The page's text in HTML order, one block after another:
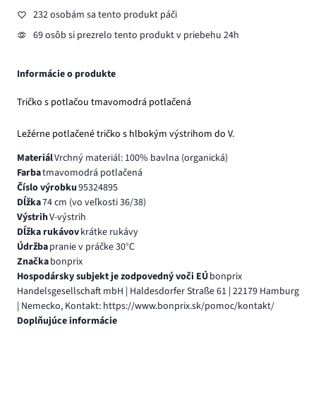
232 osobám sa tento produkt páči
69 osôb si prezrelo tento produkt v priebehu 24h
Informácie o produkte
Tričko s potlačou tmavomodrá potlačená
Ležérne potlačené tričko s hlbokým výstrihom do V.
MateriálVrchný materiál: 100% bavlna (organická)
Farbatmavomodrá potlačená
Číslo výrobku95324895
Dĺžka74 cm (vo veľkosti 36/38)
VýstrihV-výstrih
Dĺžka rukávovkrátke rukávy
Údržbapranie v práčke 30°C
Značkabonprix
Hospodársky subjekt je zodpovedný voči EÚbonprix
Handelsgesellschaft mbH | Haldesdorfer Straße 61 | 22179 Hamburg
| Nemecko, Kontakt: https://www.bonprix.sk/pomoc/kontakt/
Doplňujúce informácie